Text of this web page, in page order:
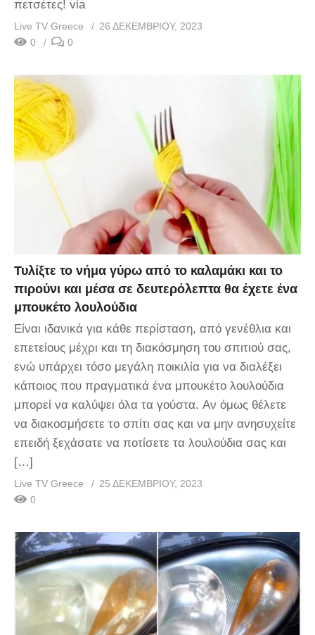
πετσέτες! via
Live TV Greece
26 ΔΕΚΕΜΒΡΊΟΥ, 2023
0
0
Τυλίξτε το νήμα γύρω από το καλαμάκι και το
πιρούνι και μέσα σε δευτερόλεπτα θα έχετε ένα
μπουκέτο λουλούδια
Είναι ιδανικά για κάθε περίσταση, από γενέθλια και
επετείους μέχρι και τη διακόσμηση του σπιτιού σας,
ενώ υπάρχει τόσο μεγάλη ποικιλία για να διαλέξει
κάποιος που πραγματικά ένα μπουκέτο λουλούδια
μπορεί να καλύψει όλα τα γούστα. Αν όμως θέλετε
να διακοσμήσετε το σπίτι σας και να μην ανησυχείτε
επειδή ξεχάσατε να ποτίσετε τα λουλούδια σας και
[…]
Live TV Greece
25 ΔΕΚΕΜΒΡΊΟΥ, 2023
0